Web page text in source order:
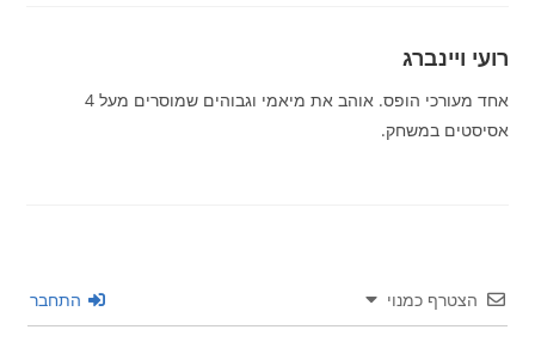
רועי ויינברג
אחד מעורכי הופס. אוהב את מיאמי וגבוהים שמוסרים מעל 4
אסיסטים במשחק.
הצטרף כמנוי התחבר